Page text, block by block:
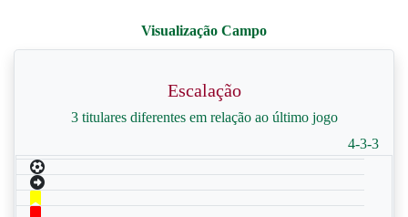
Escalação
3 titulares diferentes em relação ao último jogo
4-3-3